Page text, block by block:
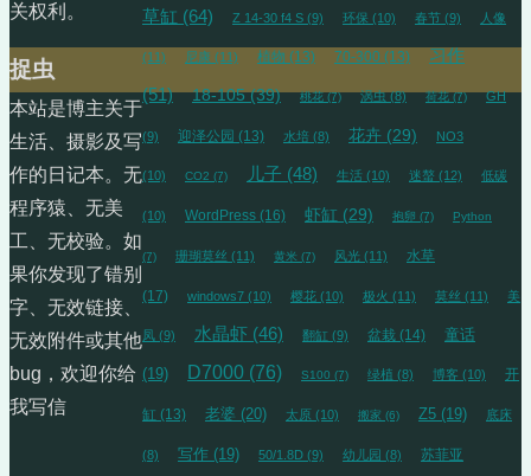
草缸 (64) Z 14-30 f4 S (9) 环保 (10) 春节 (9) 人像
(11) 尼康 (11) 植物 (13) 70-300 (13) 习作
(51) 18-105(39) 桃花(7) 涡虫(8) 荷花(7) GH
(9) 迎泽公园 (13) 水培 (8) 花卉 (29) NO3
(10) CO2 (7) 儿子 (48) 生活 (10) 迷螯 (12) 低碳
(10) WordPress (16) 虾缸 (29) 抱卵 (7) Python
(7) 珊瑚莫丝 (11) 黄米 (7) 风光 (11) 水草
(17) windows7 (10) 樱花 (10) 极火 (11) 莫丝 (11) 美
凤 (9) 水晶虾 (46) 翻缸 (9) 盆栽 (14) 童话
(19) D7000 (76) S100 (7) 绿植 (8) 博客 (10) 开
缸 (13) 老婆 (20) 太原 (10) 搬家 (6) Z5 (19) 底床
(8) 写作 (19) 50/1.8D (9) 幼儿园 (8) 苏菲亚
关权利。
捉虫
本站是博主关于
生活、摄影及写
作的日记本。无
程序猿、无美
工、无校验。如
果你发现了错别
字、无效链接、
无效附件或其他
bug，欢迎你给
我写信